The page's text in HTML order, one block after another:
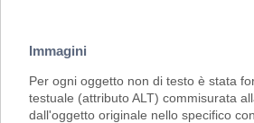
Immagini
Per ogni oggetto non di testo è stata
testuale (attributo ALT) commisurata
dall'oggetto originale nello specifico